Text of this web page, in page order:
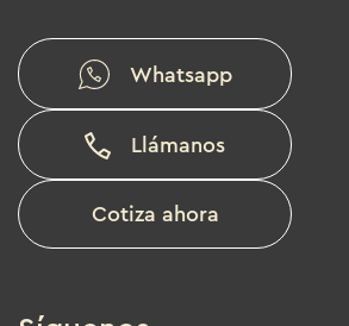
Whatsapp
Llámanos
Cotiza ahora